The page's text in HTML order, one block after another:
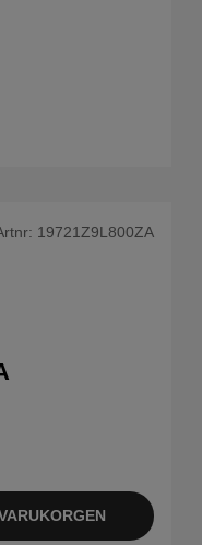
19721Z9L800ZA